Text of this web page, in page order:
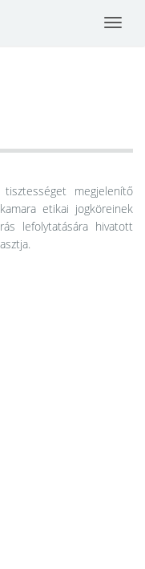
Toggle
megjelenítő
etikai jogköreinek
lefolytatására hivatott